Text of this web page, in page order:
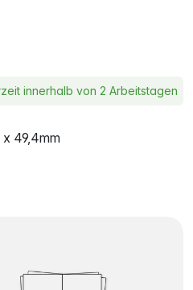
innerhalb von 2 Arbeitstagen
49,4mm